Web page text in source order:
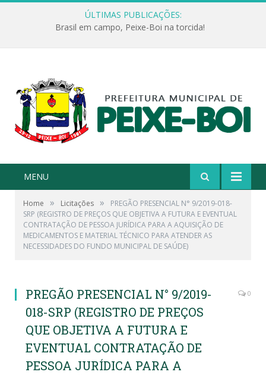
ÚLTIMAS PUBLICAÇÕES:
Brasil em campo, Peixe-Boi na torcida!
MENU
Home » Licitações »
PREGÃO PRESENCIAL N° 9/2019-018-
SRP (REGISTRO DE PREÇOS QUE OBJETIVA A FUTURA E EVENTUAL
CONTRATAÇÃO DE PESSOA JURÍDICA PARA A AQUISIÇÃO DE
MEDICAMENTOS E MATERIAL TÉCNICO PARA ATENDER AS
NECESSIDADES DO FUNDO MUNICIPAL DE SAÚDE)
PREGÃO PRESENCIAL N° 9/2019-
018-SRP (REGISTRO DE PREÇOS
QUE OBJETIVA A FUTURA E
EVENTUAL CONTRATAÇÃO DE
PESSOA JURÍDICA PARA A
0